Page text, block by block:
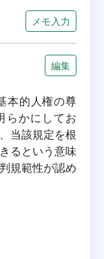
メモ入力
編集
本的人権の尊
らかにしてお
当該規定を根
るという意味
規範性が認め